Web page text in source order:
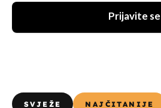
Prijavite se
SVJEŽE NAJČITANIJE